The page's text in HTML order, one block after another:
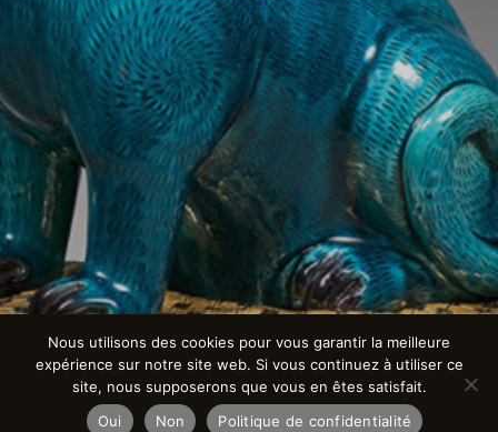
Nous utilisons des cookies pour vous garantir la meilleure
expérience sur notre site web. Si vous continuez à utiliser ce
site, nous supposerons que vous en êtes satisfait.
Oui
Non Politique de confidentialité